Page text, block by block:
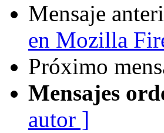
Mensaje
en Mozilla
Próximo
Mensajes
autor ]